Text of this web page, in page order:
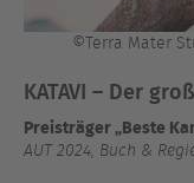
©Terra Mater
KATAVI – Der
Preisträger „Beste
AUT 2024, Buch &